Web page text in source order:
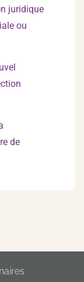
juridique
ou
de